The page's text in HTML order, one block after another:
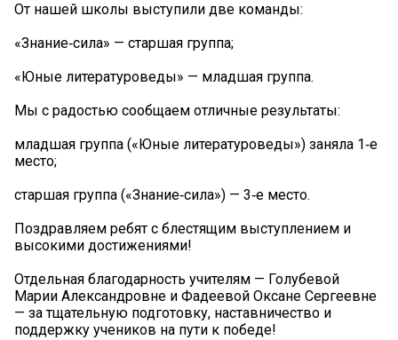
От нашей школы выступили две команды:
«Знание‑сила» — старшая группа;
«Юные литературоведы» — младшая группа.
Мы с радостью сообщаем отличные результаты:
младшая группа («Юные литературоведы») заняла 1‑е
место;
старшая группа («Знание‑сила») — 3‑е место.
Поздравляем ребят с блестящим выступлением и
высокими достижениями!
Отдельная благодарность учителям — Голубевой
Марии Александровне и Фадеевой Оксане Сергеевне
— за тщательную подготовку, наставничество и
поддержку учеников на пути к победе!